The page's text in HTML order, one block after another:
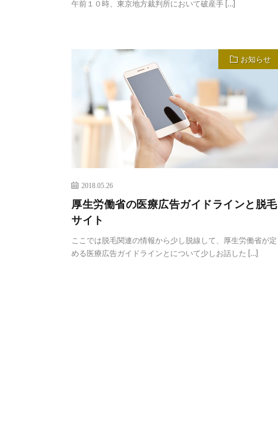
午前１０時、東京地方裁判所において破産手 […]
お知らせ
2018.05.26
厚生労働省の医療広告ガイドラインと脱毛
サイト
ここでは脱毛関連の情報から少し脱線して、厚生労働省が定
める医療広告ガイドラインとについて少しお話した […]